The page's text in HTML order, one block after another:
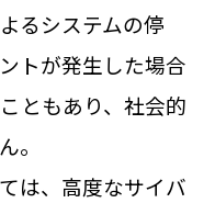
るシステムの停
トが発生した場合
ともあり、社会的
。
は、高度なサイバ